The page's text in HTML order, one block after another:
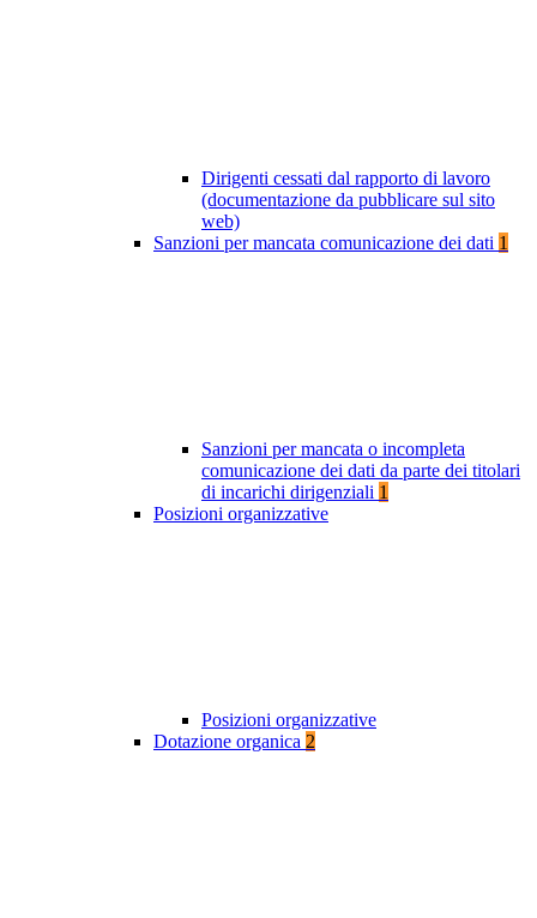
Dirigenti cessati dal rapporto di lavoro
(documentazione da pubblicare sul sito
web)
Sanzioni per mancata comunicazione dei dati 1
Sanzioni per mancata o incompleta
comunicazione dei dati da parte dei titolari
di incarichi dirigenziali 1
Posizioni organizzative
Posizioni organizzative
Dotazione organica 2